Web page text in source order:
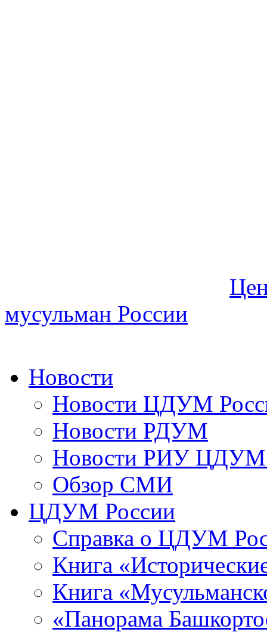
мусульман России
Новости
Новости ЦДУМ
Новости РДУМ
Новости РИУ ЦДУМ
Обзор СМИ
ЦДУМ России
Справка о ЦДУМ
Книга
Книга
«Панорама